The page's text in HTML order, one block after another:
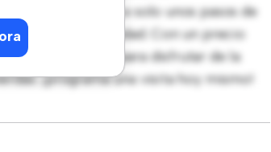
estarás a solo unos pasos de
de la ciudad. Con un precio
fantástica para disfrutar de la
¡programa una visita hoy mismo!